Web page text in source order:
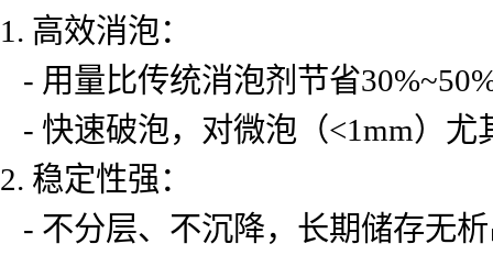
1. 高效消泡：
- 用量比传统消泡剂节省
- 快速破泡，对微泡（<1mm）
2. 稳定性强：
- 不分层、不沉降，长期储存无